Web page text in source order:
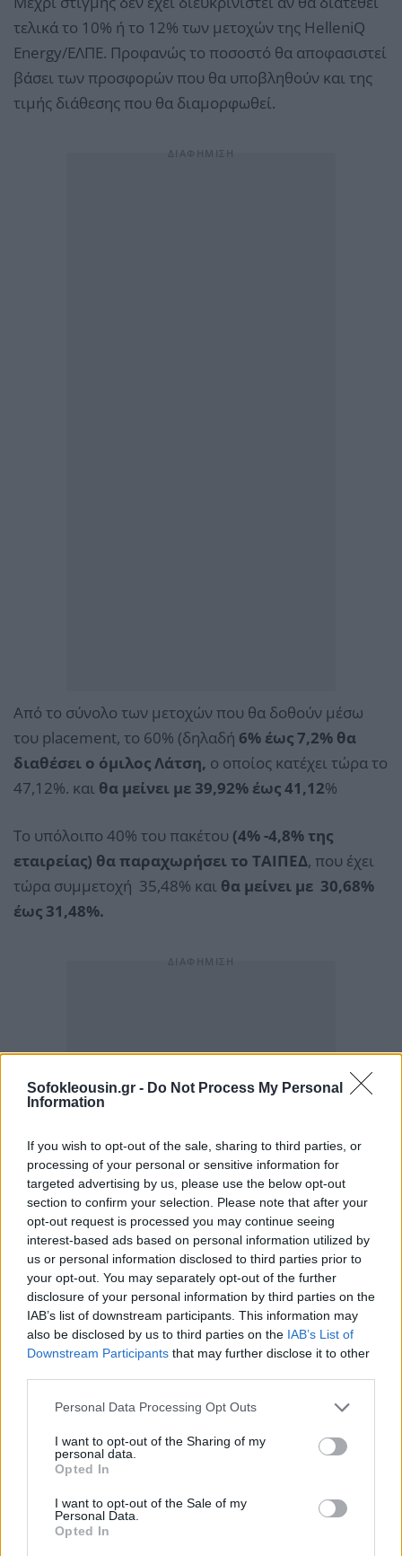
Sofokleousin.gr - Do Not Process My Personal
Information
If you wish to opt-out of the sale, sharing to third parties, or
processing of your personal or sensitive information for
targeted advertising by us, please use the below opt-out
section to confirm your selection. Please note that after your
opt-out request is processed you may continue seeing
interest-based ads based on personal information utilized by
us or personal information disclosed to third parties prior to
your opt-out. You may separately opt-out of the further
disclosure of your personal information by third parties on the
IAB’s list of downstream participants. This information may
also be disclosed by us to third parties on the IAB’s List of
Downstream Participants that may further disclose it to other
Personal Data Processing Opt Outs
I want to opt-out of the Sharing of my
personal data.
Opted In
I want to opt-out of the Sale of my
Personal Data.
Opted In
τελικά το 10% ή το 12% των μετοχών της HelleniQ
Energy/ΕΛΠΕ. Προφανώς το ποσοστό θα αποφασιστεί
βάσει των προσφορών που θα υποβληθούν και της
τιμής διάθεσης που θα διαμορφωθεί.
Από το σύνολο των μετοχών που θα δοθούν μέσω
του placement, το 60% (δηλαδή 6% έως 7,2% θα
διαθέσει ο όμιλος Λάτση, ο οποίος κατέχει τώρα το
47,12%. και θα μείνει με 39,92% έως 41,12%
Το υπόλοιπο 40% του πακέτου (4% -4,8% της
εταιρείας) θα παραχωρήσει το ΤΑΙΠΕΔ, που έχει
τώρα συμμετοχή 35,48% και θα μείνει με 30,68%
έως 31,48%.
Από την ως τώρα διαδικασία συγκέντρωσης soft